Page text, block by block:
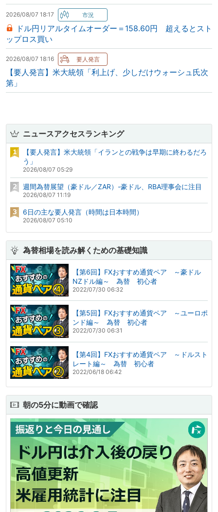
2026/08/07 18:17
ドル円リアルタイムオーダー＝158.60円 超えるとスト
ップロス買い
2026/08/07 18:16
【要人発言】米大統領「利上げ、少しだけウォーシュ氏次
第」
ニュースアクセスランキング
【要人発言】米大統領「イランとの戦争は早期に終わるだろ
う」
2026/08/07 05:29
週間為替展望（豪ドル／ZAR）-豪ドル、RBA理事会に注目
2026/08/07 11:19
6日の主な要人発言（時間は日本時間）
2026/08/07 05:10
為替相場を読み解くための基礎知識
【第6回】FXおすすめ通貨ペア ～豪ドル
NZドル編～ 為替 初心者
2022/07/30 06:32
【第5回】FXおすすめ通貨ペア ～ユーロポ
ンド編～ 為替 初心者
2022/07/30 06:31
【第4回】FXおすすめ通貨ペア ～ドルスト
レート編～ 為替 初心者
2022/06/18 06:42
朝の5分に動画で確認